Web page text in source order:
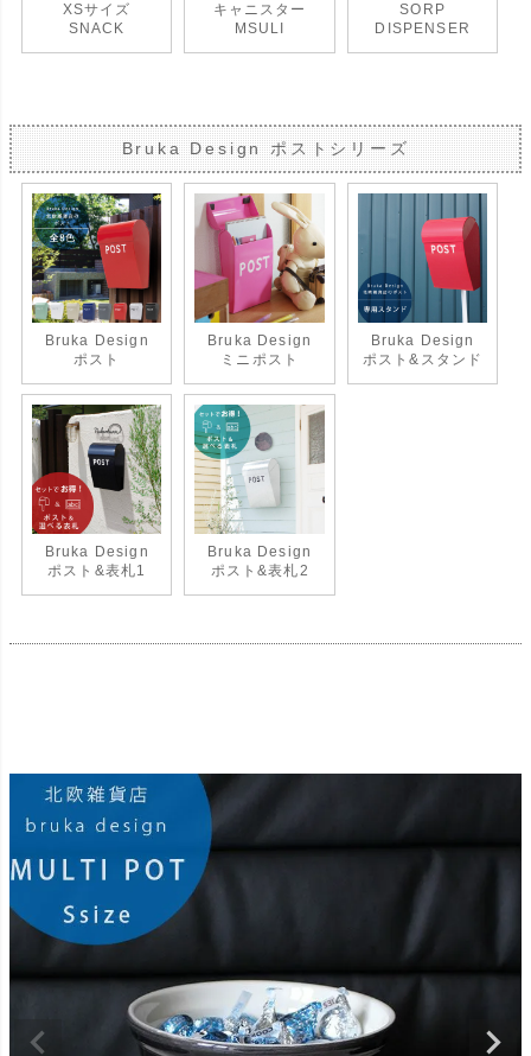
XSサイズ
SNACK
キャニスター
MSULI
SORP
DISPENSER
Bruka Design ポストシリーズ
Bruka Design
ポスト
Bruka Design
ミニポスト
Bruka Design
ポスト&スタンド
Bruka Design
ポスト&表札1
Bruka Design
ポスト&表札2